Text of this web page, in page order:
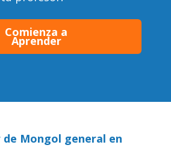
Comienza a
Aprender
Mongol general en